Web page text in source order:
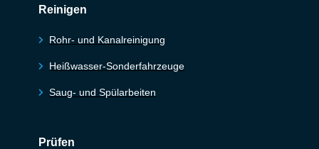
Reinigen
Rohr- und Kanalreinigung
Heißwasser-Sonderfahrzeuge
Saug- und Spülarbeiten
Prüfen